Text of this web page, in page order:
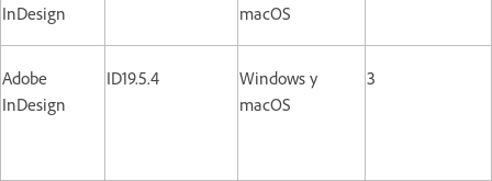
InDesign
macOS
Adobe
InDesign
ID19.5.4
Windows y
macOS
3